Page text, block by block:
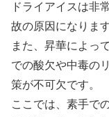
ドライアイスは非
故の原因になります
また、昇華によっ
での酸欠や中毒の
策が不可欠です。
ここでは、素手で